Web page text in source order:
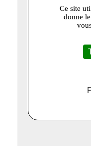
Ce site
donne